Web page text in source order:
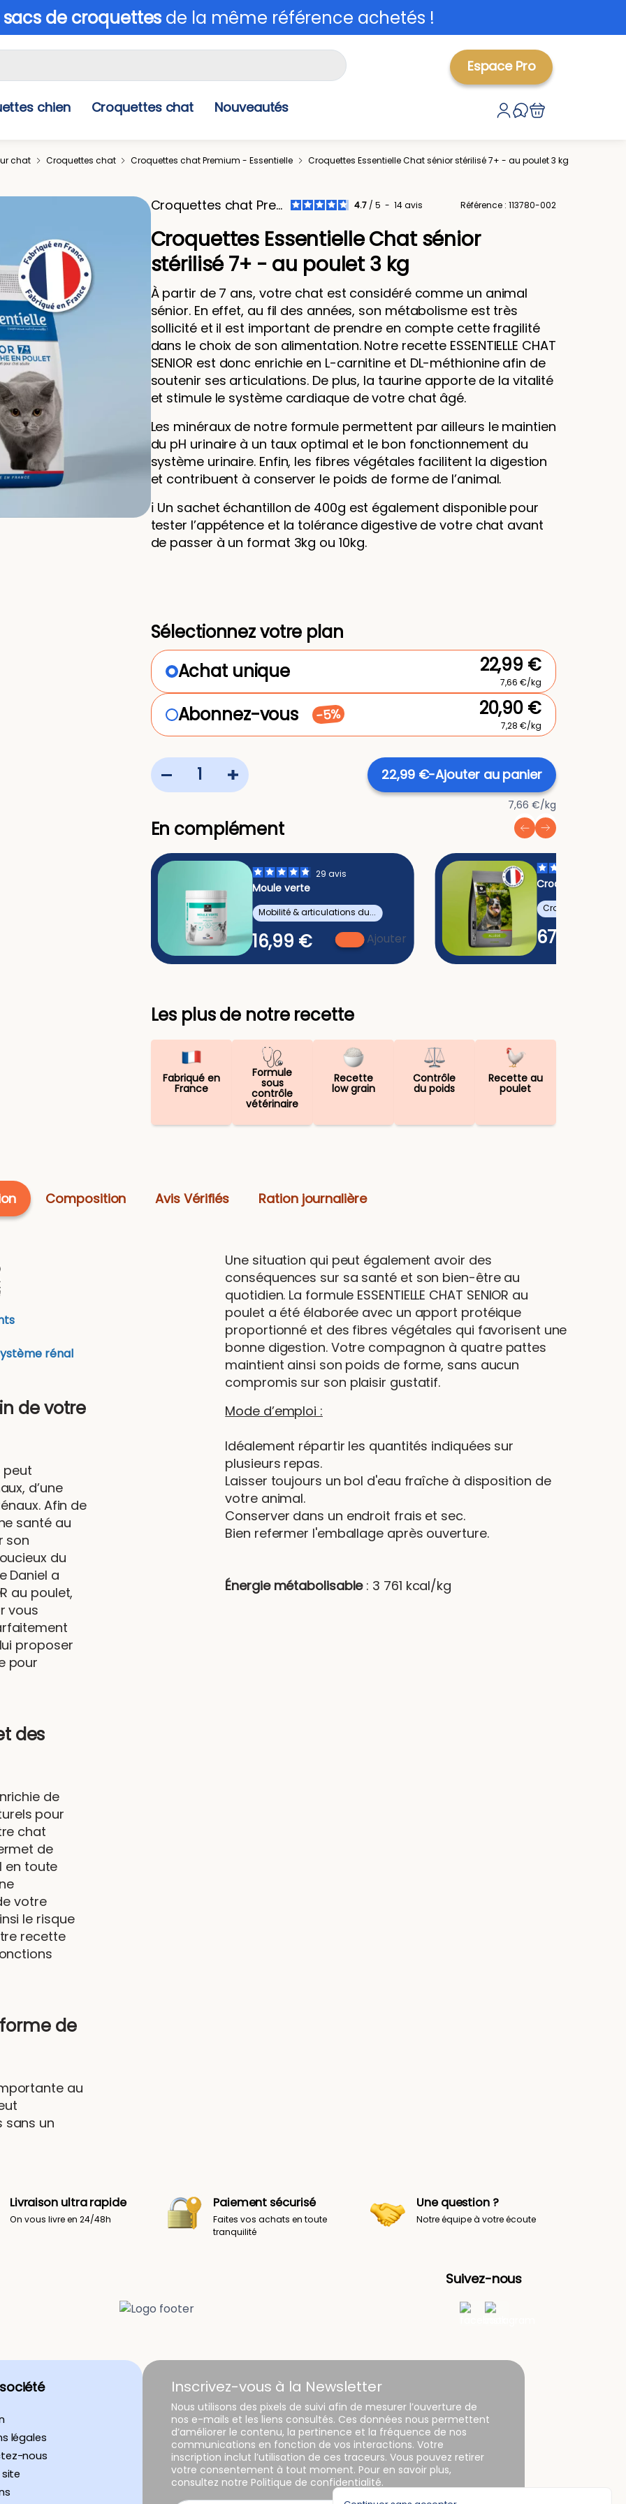
sacs de croquettes de la même référence achetés !
Espace Pro
chien Croquettes chat Nouveautés
chat Croquettes chat Croquettes chat Premium - Essentielle Croquettes Essentielle Chat sénior stérilisé 7+ - au poulet 3 kg
Croquettes chat Premium - Essentielle 4.7 / 5 - 14avis Référence : 113780-002
Croquettes Essentielle Chat sénior
stérilisé 7+ - au poulet 3 kg
À partir de 7 ans, votre chat est considéré comme un animal
sénior. En effet, au fil des années, son métabolisme est très
sollicité et il est important de prendre en compte cette fragilité
dans le choix de son alimentation. Notre recette ESSENTIELLE CHAT
SENIOR est donc enrichie en L-carnitine et DL-méthionine afin de
soutenir ses articulations. De plus, la taurine apporte de la vitalité
et stimule le système cardiaque de votre chat âgé.
Les minéraux de notre formule permettent par ailleurs le maintien
du pH urinaire à un taux optimal et le bon fonctionnement du
système urinaire. Enfin, les fibres végétales facilitent la digestion
et contribuent à conserver le poids de forme de l’animal.
ℹ️ Un sachet échantillon de 400g est également disponible pour
tester l’appétence et la tolérance digestive de votre chat avant
de passer à un format 3kg ou 10kg.
Sélectionnez votre plan
Achat unique
22,99 €
7,66 €/kg
Abonnez-vous -5% 20,90 €
7,28 €/kg
22,99 €-Ajouter au panier
7,66 €/kg
En complément
Moule verte
29avis
Mobilité & articulations du...
16,99 € Ajouter
Croquettes
Allégées
14 kg
Croquettes pour
67,99 €
Les plus de notre recette
Fabriqué en
France
Formule
sous
contrôle
vétérinaire
Recette
low grain
Contrôle
du poids
Recette au
poulet
Composition Avis Vérifiés Ration journalière
rénal
de votre
peut
d’une
Afin de
santé au
son
du
Daniel a
au poulet,
vous
proposer
pour
des
de
pour
chat
de
en toute
votre
le risque
recette
de
au
sans un
Une situation qui peut également avoir des
conséquences sur sa santé et son bien-être au
quotidien. La formule ESSENTIELLE CHAT SENIOR au
poulet a été élaborée avec un apport protéique
proportionné et des fibres végétales qui favorisent une
bonne digestion. Votre compagnon à quatre pattes
maintient ainsi son poids de forme, sans aucun
compromis sur son plaisir gustatif.
Mode d’emploi :
Idéalement répartir les quantités indiquées sur
plusieurs repas.
Laisser toujours un bol d'eau fraîche à disposition de
votre animal.
Conserver dans un endroit frais et sec.
Bien refermer l'emballage après ouverture.
Énergie métabolisable: 3 761 kcal/kg
Livraison ultra rapide
On vous livre en 24/48h
Paiement sécurisé
Faites vos achats en toute
tranquilité
Une question ?
Notre équipe à votre écoute
Suivez-nous
légales
nous
Inscrivez-vous à la Newsletter
Nous utilisons des pixels de suivi afin de mesurer l’ouverture de
nos e-mails et les liens consultés. Ces données nous permettent
d’améliorer le contenu, la pertinence et la fréquence de nos
communications en fonction de vos interactions. Votre
inscription inclut l’utilisation de ces traceurs. Vous pouvez retirer
votre consentement à tout moment. Pour en savoir plus,
consultez notre Politique de confidentialité.